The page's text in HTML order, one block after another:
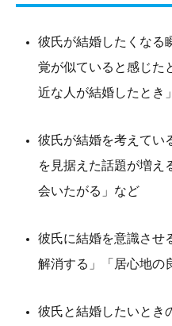
彼氏が結婚したくなる
覚が似ていると感じた
近な人が結婚したとき
彼氏が結婚を考えてい
を見据えた話題が増え
会いたがる」など
彼氏に結婚を意識させ
解消する」「居心地の
彼氏と結婚したいとき